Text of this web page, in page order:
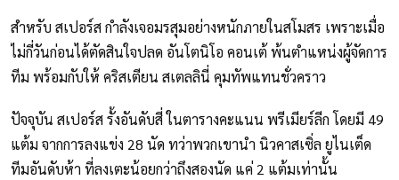
สำหรับ สเปอร์ส กำลังเจอมรสุมอย่างหนักภายในสโมสร เพราะเมื่อ
ไม่กี่วันก่อนได้ตัดสินใจปลด อันโตนิโอ คอนเต้ พ้นตำแหน่งผู้จัดการ
ทีม พร้อมกับให้ คริสเตียน สเตลลินี่ คุมทัพแทนชั่วคราว
ปัจจุบัน สเปอร์ส รั้งอันดับสี่ ในตารางคะแนน พรีเมียร์ลีก โดยมี 49
แต้ม จากการลงแข่ง 28 นัด ทว่าพวกเขานำ นิวคาสเซิ่ล ยูไนเต็ด
ทีมอันดับห้า ที่ลงเตะน้อยกว่าถึงสองนัด แค่ 2 แต้มเท่านั้น